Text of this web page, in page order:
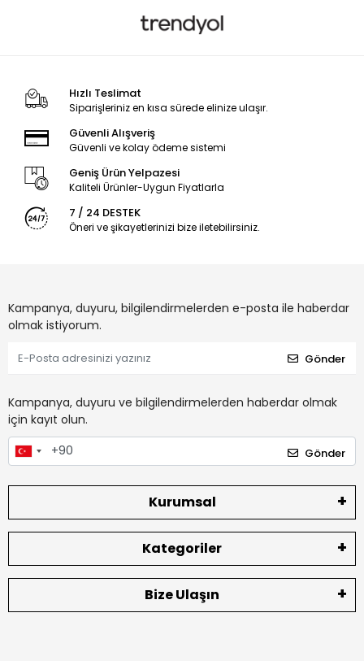
Hızlı Teslimat
Siparişleriniz en kısa sürede elinize ulaşır.
Güvenli Alışveriş
Güvenli ve kolay ödeme sistemi
Geniş Ürün Yelpazesi
Kaliteli Ürünler-Uygun Fiyatlarla
7 / 24 DESTEK
Öneri ve şikayetlerinizi bize iletebilirsiniz.
Kampanya, duyuru, bilgilendirmelerden e-posta ile haberdar
olmak istiyorum.
Gönder
Kampanya, duyuru ve bilgilendirmelerden haberdar olmak
için kayıt olun.
Gönder
Kurumsal
Kategoriler
Bize Ulaşın